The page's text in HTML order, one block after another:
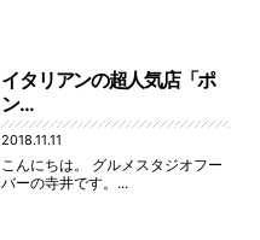
イタリアンの超人気店「ポ
ン...
2018.11.11
こんにちは。 グルメスタジオフー
バーの寺井です。...